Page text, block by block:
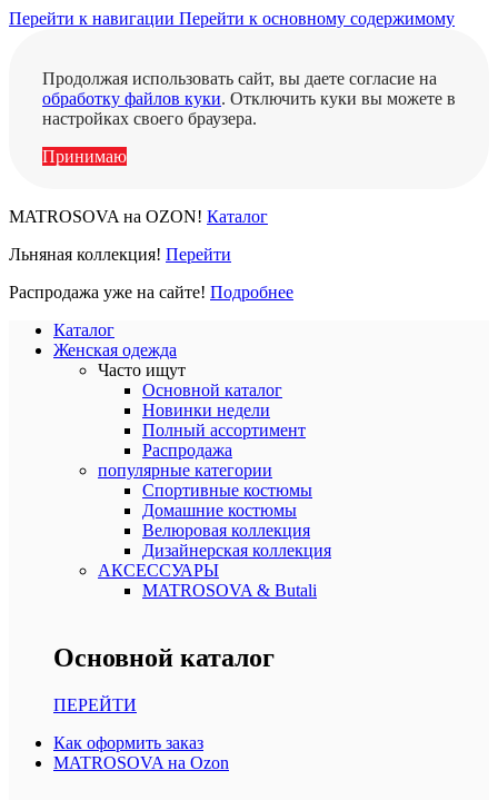
Перейти к навигации Перейти к основному содержимому
Продолжая использовать сайт, вы даете согласие на
обработку файлов куки. Отключить куки вы можете в
настройках своего браузера.
Принимаю
MATROSOVA на OZON! Каталог
Льняная коллекция! Перейти
Распродажа уже на сайте! Подробнее
Каталог
Женская одежда
Часто ищут
Основной каталог
Новинки недели
Полный ассортимент
Распродажа
популярные категории
Спортивные костюмы
Домашние костюмы
Велюровая коллекция
Дизайнерская коллекция
АКСЕССУАРЫ
MATROSOVA & Butali
Основной каталог
ПЕРЕЙТИ
Как оформить заказ
MATROSOVA на Ozon